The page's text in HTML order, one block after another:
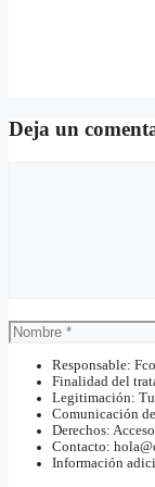
Deja un
Nombre
Responsable:
Finalidad del
Legitimación:
Comunicación
Derechos:
Contacto:
Información